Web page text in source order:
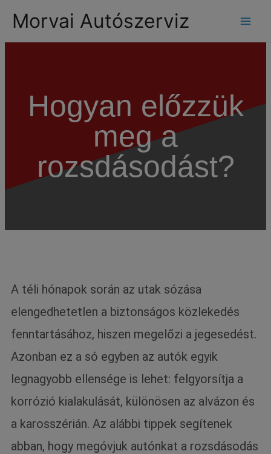
Morvai Autószerviz
Hogyan előzzük
meg a
rozsdásodást?
A téli hónapok során az utak sózása
elengedhetetlen a biztonságos közlekedés
fenntartásához, hiszen megelőzi a jegesedést.
Azonban ez a só egyben az autók egyik
legnagyobb ellensége is lehet: felgyorsítja a
korrózió kialakulását, különösen az alvázon és
a karosszérián. Az alábbi tippek segítenek
abban, hogy megóvjuk autónkat a rozsdásodás